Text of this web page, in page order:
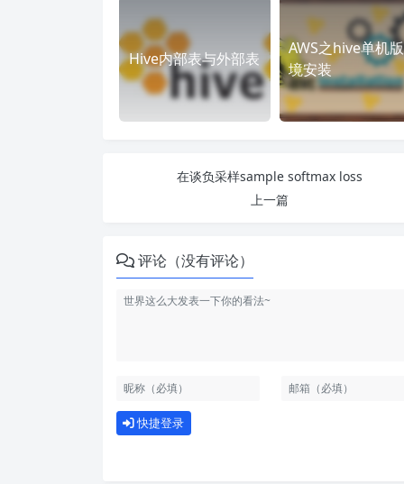
Hive内部表与外部表
AWS之hive单机
境安装
在谈负采样sample softmax loss
上一篇
评论（没有评论）
快捷登录